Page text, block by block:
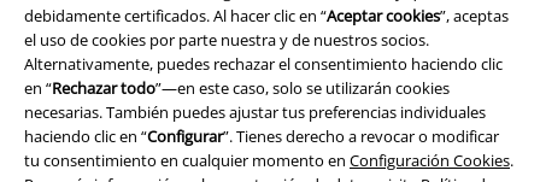
debidamente certificados. Al hacer clic en “Aceptar cookies”, aceptas
el uso de cookies por parte nuestra y de nuestros socios.
Alternativamente, puedes rechazar el consentimiento haciendo clic
en “Rechazar todo”—en este caso, solo se utilizarán cookies
necesarias. También puedes ajustar tus preferencias individuales
haciendo clic en “Configurar”. Tienes derecho a revocar o modificar
tu consentimiento en cualquier momento en Configuración Cookies.
Eliminación de residuos y protección del medioambiente
Declaración de Conformidad
Información sobre accesibilidad